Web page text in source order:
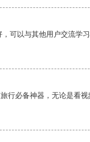
可以与其他用户交流学习
行必备神器，无论是看